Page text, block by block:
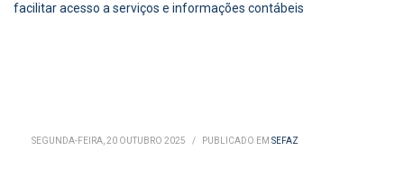
facilitar acesso a serviços e informações contábeis
SEGUNDA-FEIRA, 20 OUTUBRO 2025 / PUBLICADO EM SEFAZ